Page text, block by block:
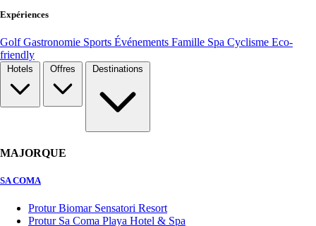
Expériences
GolfGastronomie Sports Événements Famille Spa Cyclisme Eco-
friendly
MAJORQUE
SA COMA
Protur Biomar Sensatori Resort
Protur Sa Coma Playa Hotel & Spa